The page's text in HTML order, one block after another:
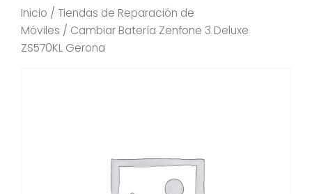
Inicio / Tiendas de Reparación de
Móviles / Cambiar Batería Zenfone 3 Deluxe
ZS570KL Gerona